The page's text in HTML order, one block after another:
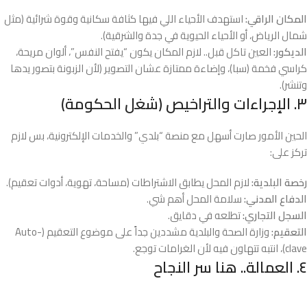
المكان الراقي:استهدف الأحياء اللي فيها كثافة سكانية وقوة شرائية (مثل
شمال الرياض، أو الأحياء الحيوية في جدة والشرقية).
الديكور:العين تاكل قبل.. لازم المكان يكون “يفتح النفس”، ألوان مريحة،
كراسي فخمة (سبا)، وإضاءة ممتازة عشان التصوير (لأن الزبونة بتصور يدها
وتنشر).
٣. الإجراءات والتراخيص (شغل الحكومة)
الحين الأمور صارت أسهل مع منصة “بلدي” والخدمات الإلكترونية، بس لازم
تركز على:
رخصة البلدية:لازم المحل يطابق الاشتراطات (مساحة، تهوية، أدوات تعقيم).
الدفاع المدني:سلامة المحل أهم شي.
السجل التجاري:تطلعه في دقايق.
التعقيم:
وزارة الصحة والبلدية مشددين جداً على موضوع التعقيم (Auto-
clave)، انتبه تتهاون فيه لأن الغرامات توجع.
٤. العمالة.. هنا سر النجاح